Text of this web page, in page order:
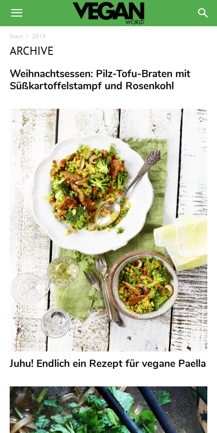
Start 2019
ARCHIVE
Weihnachtsessen: Pilz-Tofu-Braten mit
Süßkartoffelstampf und Rosenkohl
Juhu! Endlich ein Rezept für vegane Paella